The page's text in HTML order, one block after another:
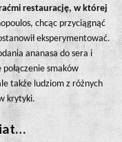
restaurację, w której
chcąc przyciągnąć
eksperymentować.
ananasa do sera i
połączenie smaków
także ludziom z różnych
krytyki.